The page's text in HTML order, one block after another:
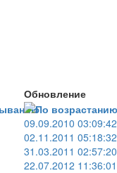
Обновление
09.09.2010 03:09:42
02.11.2011 05:18:32
31.03.2011 02:57:20
22.07.2012 11:36:01